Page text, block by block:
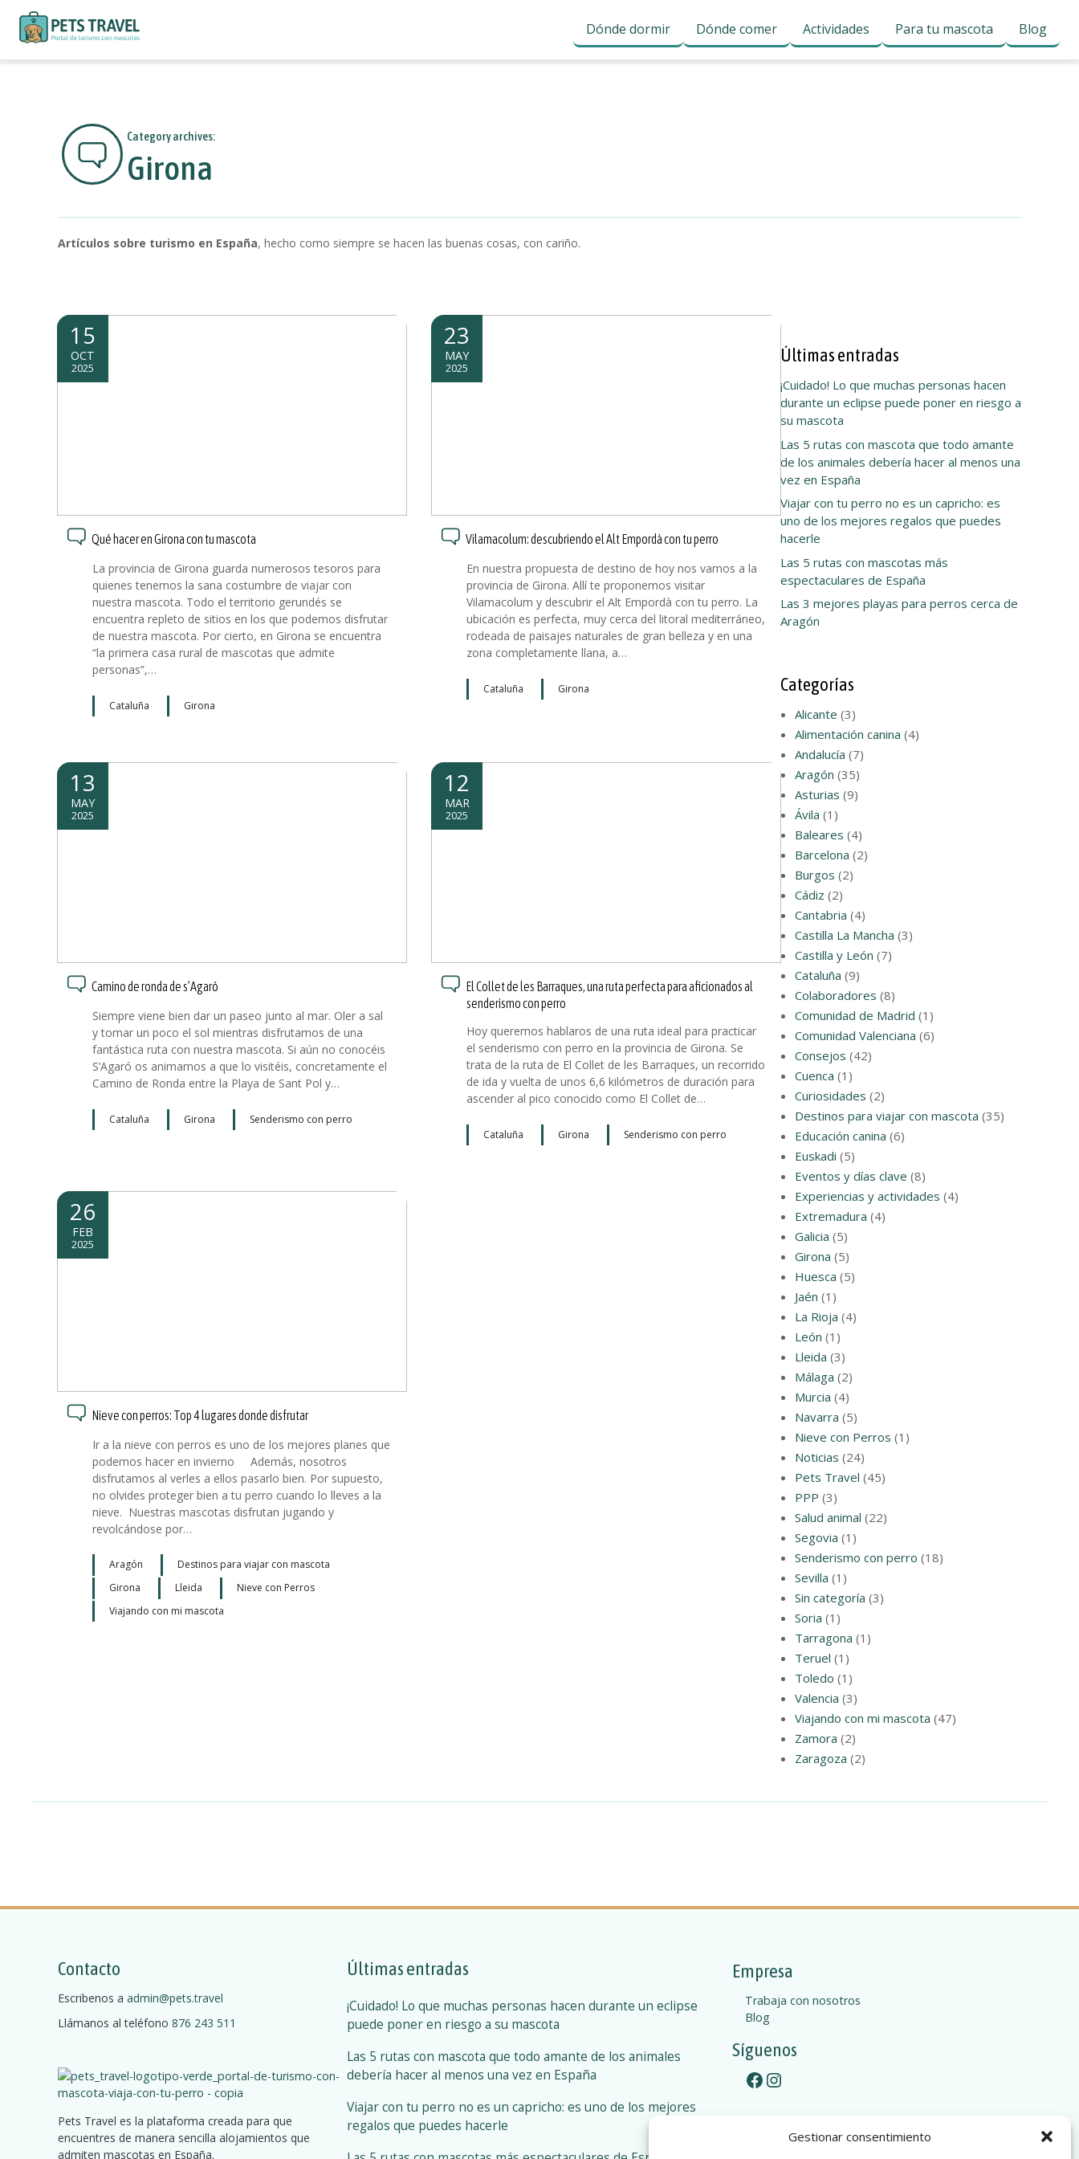
Gestionar consentimiento
Dónde dormir Dónde comer Actividades Para tu mascota Blog
Category archives:
Girona
Artículos sobre turismo en España, hecho como siempre se hacen las buenas cosas, con cariño.
15
OCT
2025
Qué hacer en Girona con tu mascota
La provincia de Girona guarda numerosos tesoros para
quienes tenemos la sana costumbre de viajar con
nuestra mascota. Todo el territorio gerundés se
encuentra repleto de sitios en los que podemos disfrutar
de nuestra mascota. Por cierto, en Girona se encuentra
“la primera casa rural de mascotas que admite
personas”,…
Cataluña Girona
23
MAY
2025
Vilamacolum: descubriendo el Alt Empordà con tu perro
En nuestra propuesta de destino de hoy nos vamos a la
provincia de Girona. Allí te proponemos visitar
Vilamacolum y descubrir el Alt Empordà con tu perro. La
ubicación es perfecta, muy cerca del litoral mediterráneo,
rodeada de paisajes naturales de gran belleza y en una
zona completamente llana, a…
Cataluña Girona
13
MAY
2025
Camino de ronda de s’Agaró
Siempre viene bien dar un paseo junto al mar. Oler a sal
y tomar un poco el sol mientras disfrutamos de una
fantástica ruta con nuestra mascota. Si aún no conocéis
S’Agaró os animamos a que lo visitéis, concretamente el
Camino de Ronda entre la Playa de Sant Pol y…
Cataluña Girona Senderismo con perro
12
MAR
2025
El Collet de les Barraques, una ruta perfecta para aficionados al
senderismo con perro
Hoy queremos hablaros de una ruta ideal para practicar
el senderismo con perro en la provincia de Girona. Se
trata de la ruta de El Collet de les Barraques, un recorrido
de ida y vuelta de unos 6,6 kilómetros de duración para
ascender al pico conocido como El Collet de…
Cataluña Girona Senderismo con perro
26
FEB
2025
Nieve con perros: Top 4 lugares donde disfrutar
Ir a la nieve con perros es uno de los mejores planes que
podemos hacer en invierno Además, nosotros
disfrutamos al verles a ellos pasarlo bien. Por supuesto,
no olvides proteger bien a tu perro cuando lo lleves a la
nieve. Nuestras mascotas disfrutan jugando y
revolcándose por…
Aragón
Destinos para viajar con mascota
Girona
Lleida
Nieve con Perros
Viajando con mi mascota
e
ó
n
d
l
o
Últimas entradas
¡Cuidado! Lo que muchas personas hacen
durante un eclipse puede poner en riesgo a
su mascota
Las 5 rutas con mascota que todo amante
de los animales debería hacer al menos una
vez en España
Viajar con tu perro no es un capricho: es
uno de los mejores regalos que puedes
hacerle
Las 5 rutas con mascotas más
espectaculares de España
Las 3 mejores playas para perros cerca de
Aragón
Categorías
Alicante (3)
Alimentación canina (4)
Andalucía (7)
Aragón (35)
Asturias (9)
Ávila (1)
Baleares (4)
Barcelona (2)
Burgos (2)
Cádiz (2)
Cantabria (4)
Castilla La Mancha (3)
Castilla y León (7)
Cataluña (9)
Colaboradores (8)
Comunidad de Madrid (1)
Comunidad Valenciana (6)
Consejos (42)
Cuenca (1)
Curiosidades (2)
Destinos para viajar con mascota (35)
Educación canina (6)
Euskadi (5)
Eventos y días clave (8)
Experiencias y actividades (4)
Extremadura (4)
Galicia (5)
Girona (5)
Huesca (5)
Jaén (1)
La Rioja (4)
León (1)
Lleida (3)
Málaga (2)
Murcia (4)
Navarra (5)
Nieve con Perros (1)
Noticias (24)
Pets Travel (45)
PPP (3)
Salud animal (22)
Segovia (1)
Senderismo con perro (18)
Sevilla (1)
Sin categoría (3)
Soria (1)
Tarragona (1)
Teruel (1)
Toledo (1)
Valencia (3)
Viajando con mi mascota (47)
Zamora (2)
Zaragoza (2)
Contacto
Escribenos a admin@pets.travel
Llámanos al teléfono 876 243 511
Pets Travel es la plataforma creada para que
encuentres de manera sencilla alojamientos que
admiten mascotas en España.
Últimas entradas
¡Cuidado! Lo que muchas personas hacen durante un eclipse
puede poner en riesgo a su mascota
Las 5 rutas con mascota que todo amante de los animales
debería hacer al menos una vez en España
Viajar con tu perro no es un capricho: es uno de los mejores
regalos que puedes hacerle
Empresa
Trabaja con nosotros
Blog
Síguenos
Facebook Instagram